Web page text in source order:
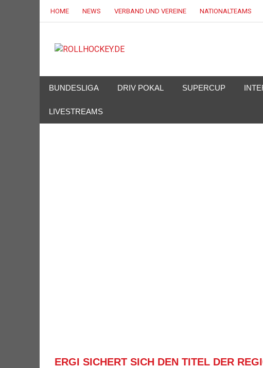
HOME NEWS VERBAND UND VEREINE NATIONALTEAMS
BUNDESLIGA DRIV POKAL SUPERCUP
LIVESTREAMS
ERGI SICHERT SICH DEN TITEL DER